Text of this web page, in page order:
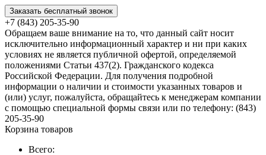
Заказать бесплатный звонок
+7 (843) 205-35-90
Обращаем ваше внимание на то, что данный сайт носит
исключительно информационный характер и ни при каких
условиях не является публичной офертой, определяемой
положениями Статьи 437(2). Гражданского кодекса
Российской Федерации. Для получения подробной
информации о наличии и стоимости указанных товаров и
(или) услуг, пожалуйста, обращайтесь к менеджерам компании
с помощью специальной формы связи или по телефону: (843)
205-35-90
Корзина товаров
Всего: